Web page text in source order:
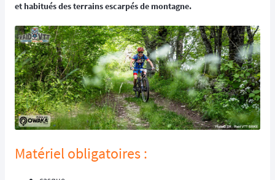
et habitués des terrains escarpés de montagne.
Matériel obligatoires :